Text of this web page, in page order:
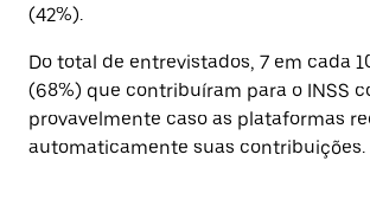
(42%).
Do total de entrevistados, 7 em cada
(68%) que contribuíram para o INSS
provavelmente caso as plataformas
automaticamente suas contribuições.